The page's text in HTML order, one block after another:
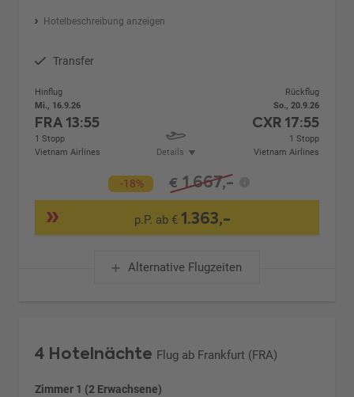
Hotelbeschreibung anzeigen
Transfer
Hinflug
Mi., 16.9.26
FRA13:55
1 Stopp
Vietnam Airlines
Details
Rückflug
So., 20.9.26
CXR 17:55
1 Stopp
Vietnam Airlines
-18% € 1.667,-
p.P. ab €1.363,-
Alternative Flugzeiten
4 Hotelnächte Flug ab Frankfurt (FRA)
Zimmer 1 (2 Erwachsene)